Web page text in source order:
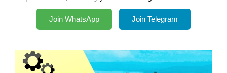
Join WhatsApp Join Telegram